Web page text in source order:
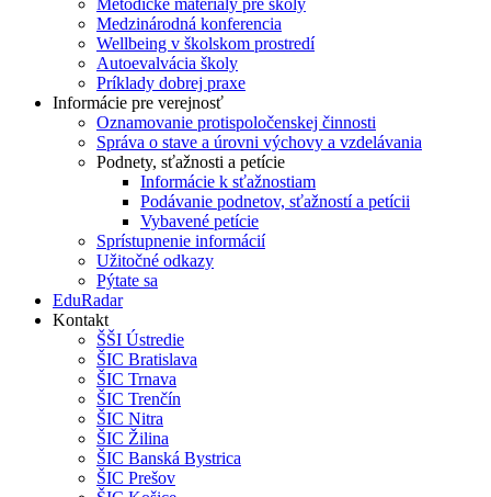
Metodické materiály pre školy
Medzinárodná konferencia
Wellbeing v školskom prostredí
Autoevalvácia školy
Príklady dobrej praxe
Informácie pre verejnosť
Oznamovanie protispoločenskej činnosti
Správa o stave a úrovni výchovy a vzdelávania
Podnety, sťažnosti a petície
Informácie k sťažnostiam
Podávanie podnetov, sťažností a petícii
Vybavené petície
Sprístupnenie informácií
Užitočné odkazy
Pýtate sa
EduRadar
Kontakt
ŠŠI Ústredie
ŠIC Bratislava
ŠIC Trnava
ŠIC Trenčín
ŠIC Nitra
ŠIC Žilina
ŠIC Banská Bystrica
ŠIC Prešov